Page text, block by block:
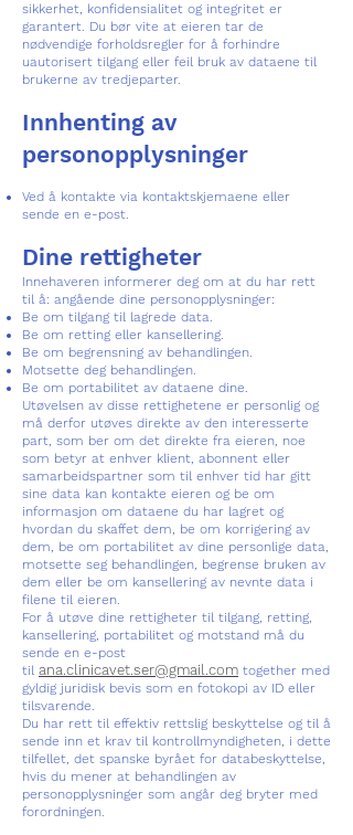
sikkerhet, konfidensialitet og integritet er
garantert. Du bør vite at eieren tar de
nødvendige forholdsregler for å forhindre
uautorisert tilgang eller feil bruk av dataene til
brukerne av tredjeparter.
Innhenting av
personopplysninger
Ved å kontakte via kontaktskjemaene eller
sende en e-post.
Dine rettigheter
Innehaveren informerer deg om at du har rett
til å: angående dine personopplysninger:
Be om tilgang til lagrede data.
Be om retting eller kansellering.
Be om begrensning av behandlingen.
Motsette deg behandlingen.
Be om portabilitet av dataene dine.
Utøvelsen av disse rettighetene er personlig og
må derfor utøves direkte av den interesserte
part, som ber om det direkte fra eieren, noe
som betyr at enhver klient, abonnent eller
samarbeidspartner som til enhver tid har gitt
sine data kan kontakte eieren og be om
informasjon om dataene du har lagret og
hvordan du skaffet dem, be om korrigering av
dem, be om portabilitet av dine personlige data,
motsette seg behandlingen, begrense bruken av
dem eller be om kansellering av nevnte data i
filene til eieren.
For å utøve dine rettigheter til tilgang, retting,
kansellering, portabilitet og motstand må du
sende en e-post
til ana.clinicavet.ser@gmail.com together med
gyldig juridisk bevis som en fotokopi av ID eller
tilsvarende.
Du har rett til effektiv rettslig beskyttelse og til å
sende inn et krav til kontrollmyndigheten, i dette
tilfellet, det spanske byrået for databeskyttelse,
hvis du mener at behandlingen av
personopplysninger som angår deg bryter med
forordningen.